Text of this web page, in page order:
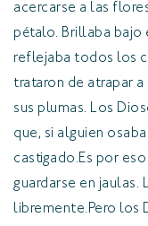
acercarse a las
pétalo. Brillaba
reflejaba todos los
trataron de atrapar
sus plumas. Los
que, si alguien
castigado.Es por
guardarse en jaulas.
libremente.Pero los